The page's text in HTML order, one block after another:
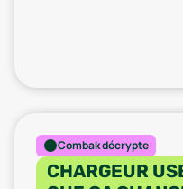
Combak décrypte
CHARGEUR